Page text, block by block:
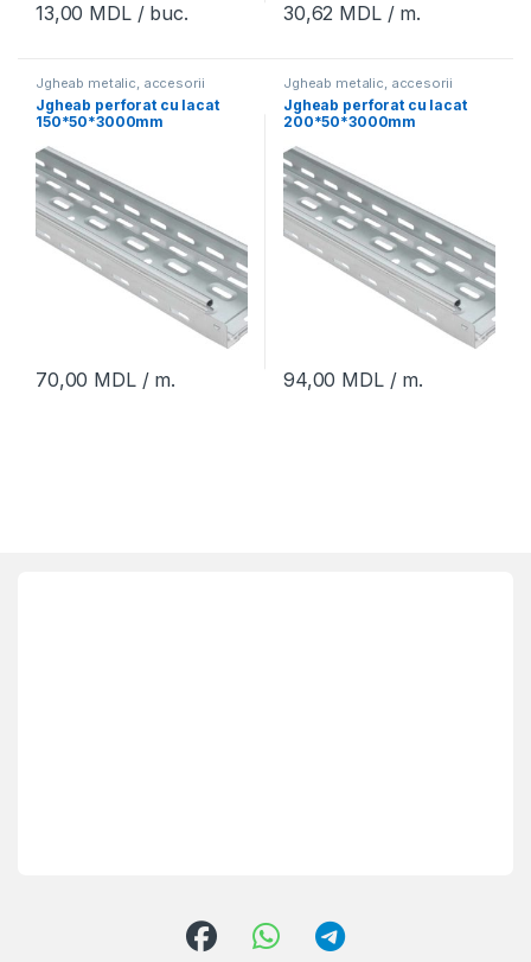
13,00 MDL/ buc. 30,62 MDL/ m.
Jgheab metalic, accesorii
Jgheab perforat cu lacat
150*50*3000mm
70,00 MDL/ m.
Jgheab metalic, accesorii
Jgheab perforat cu lacat
200*50*3000mm
94,00 MDL/ m.